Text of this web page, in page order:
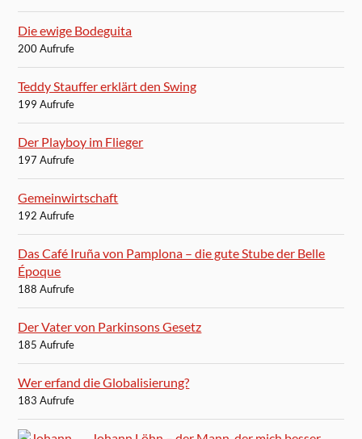
Die ewige Bodeguita
200 Aufrufe
Teddy Stauffer erklärt den Swing
199 Aufrufe
Der Playboy im Flieger
197 Aufrufe
Gemeinwirtschaft
192 Aufrufe
Das Café Iruña von Pamplona – die gute Stube der Belle
Époque
188 Aufrufe
Der Vater von Parkinsons Gesetz
185 Aufrufe
Wer erfand die Globalisierung?
183 Aufrufe